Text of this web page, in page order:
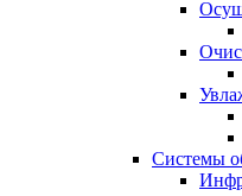
Системы